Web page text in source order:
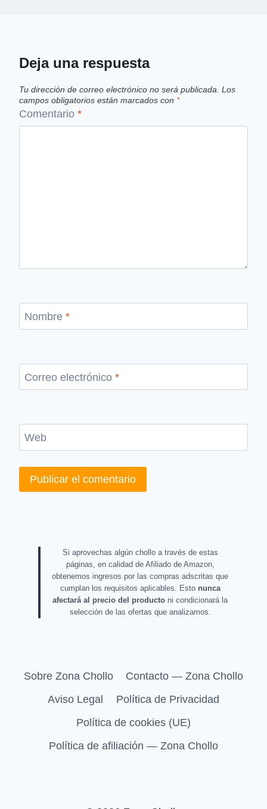
Deja una respuesta
Tu dirección de correo electrónico no será publicada. Los
campos obligatorios están marcados con *
Comentario *
Nombre *
Correo electrónico *
Web
Si aprovechas algún chollo a través de estas
páginas, en calidad de Afiliado de Amazon,
obtenemos ingresos por las compras adscritas que
cumplan los requisitos aplicables. Esto nunca
afectará al precio del producto ni condicionará la
selección de las ofertas que analizamos.
Sobre Zona Chollo
Contacto — Zona Chollo
Aviso Legal
Política de Privacidad
Política de cookies (UE)
Política de afiliación — Zona Chollo